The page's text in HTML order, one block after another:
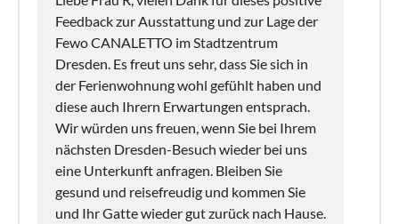
Feedback zur Ausstattung und zur Lage der
Fewo CANALETTO im Stadtzentrum
Dresden. Es freut uns sehr, dass Sie sich in
der Ferienwohnung wohl gefühlt haben und
diese auch Ihrern Erwartungen entsprach.
Wir würden uns freuen, wenn Sie bei Ihrem
nächsten Dresden-Besuch wieder bei uns
eine Unterkunft anfragen. Bleiben Sie
gesund und reisefreudig und kommen Sie
und Ihr Gatte wieder gut zurück nach Hause.